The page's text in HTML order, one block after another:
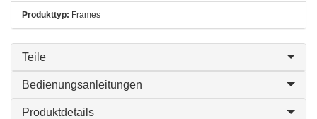
Produkttyp: Frames
Teile
Bedienungsanleitungen
Produktdetails